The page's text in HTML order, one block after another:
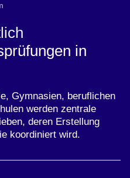
in
Gymnasien, beruflichen
werden zentrale
deren Erstellung
koordiniert wird.